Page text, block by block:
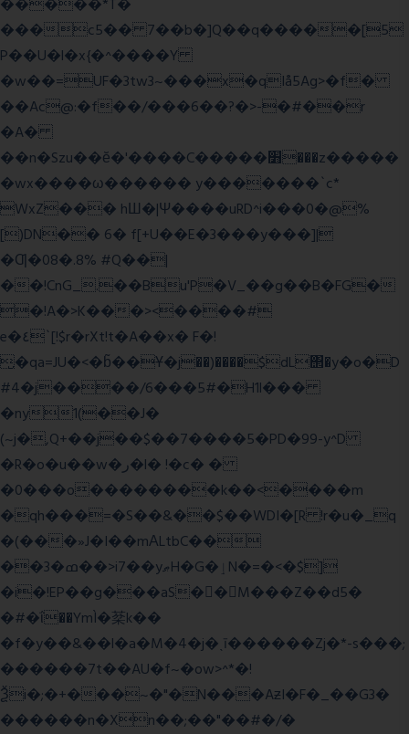
�����*T�
���c5�� 7��b�]Q��q�����[5
P��U�l�x{�^����Y
�w��=UF�3tw3~���x�qIå5Ag>�f�
��Ac@:�f��/���6��?�>-�#��r
�A�
��n�Szu��ӗ�'����C�����׻���z�����
�wx����ω������ y�������`c*
WxZ��� hШ�|Ψ����uRD^i���0�@%
[)DN�� 6� f[+U��E�3���y���]|
�Ƣ�08�.8% #Q��|
��!CnG_.��Bu'P�V_��g��B�FG�
�!A�>K���><����#
e�٤`[!$r�rXt!t�A��x� F�!
̮�qa=JU�<�b̃��Ұ�j��)����$dL΢�y�o�D
#4�j����/6���5#�H1l���
�ny1(��J�
(~j�,Q+��j��$��7����5�PD�99-y^D
�R�o�u��w�ر�l� !�c� �
�0���o��������k��<����m
�qh���=�S��&��$��WDI�[R !r�u�_q
�(���»J�I��mΑLtbC��
��3�ߘ��>i7��yޠH�G�ٳN�=�<�$]
�i�!EP��g���aS��M���Z��d5�
�#�ΐ��YmÌ�棻k��
�f�y��&��l�a�M�4�j�ˎī������Zj�*-s���;
������7t� �AU�f~�ow>^*�!
Ѯi�;�+���~�"�N���AƶI�F�_��G3�
������n�Xn��;��"��#�/�